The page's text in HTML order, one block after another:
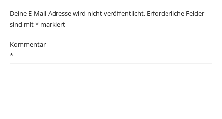
Deine E-Mail-Adresse wird nicht veröffentlicht. Erforderliche Felder
sind mit* markiert
Kommentar
*